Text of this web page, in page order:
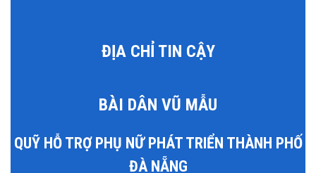
ĐỊA CHỈ TIN CẬY
BÀI DÂN VŨ MẪU
QUỸ HỖ TRỢ PHỤ NỮ PHÁT TRIỂN THÀNH PHỐ
ĐÀ NẴNG